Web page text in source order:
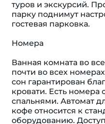
туров и экскурсий.
парку поднимут
гостевая парковка.
Номера
Ванная комната во
почти во всех
сон гарантирован
кровати. Есть номера
спальнями. Автомат
кофе относится к
оборудованию.